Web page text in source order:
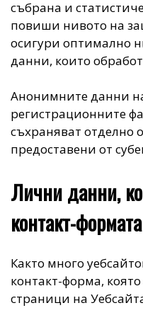
събрана и
повиши нивото на
осигури оптимално
данни, които
Анонимните данни
регистрационните
съхраняват отделно
предоставени от
Лични данни,
контакт-
Както много
контакт-форма,
страници на